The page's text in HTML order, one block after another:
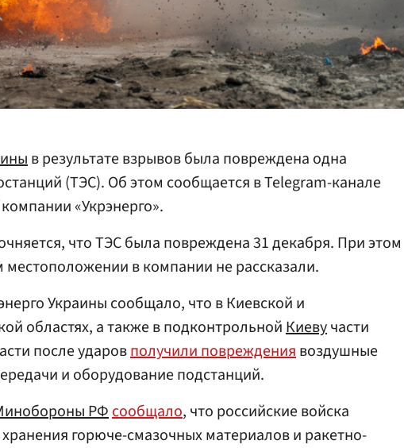
в результате взрывов была повреждена одна
(ТЭС). Об этом сообщается в Telegram-канале
«Укрэнерго».
что ТЭС была повреждена 31 декабря. При этом
местоположении в компании не рассказали.
Украины сообщало, что в Киевской и
областях, а также в подконтрольнойКиевучасти
после ударовполучили повреждениявоздушные
и оборудование подстанций.
РФсообщало, что российские войска
горюче-смазочных материалов и ракетно-